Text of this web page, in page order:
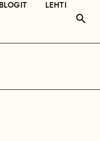
BLOGIT
LEHTI